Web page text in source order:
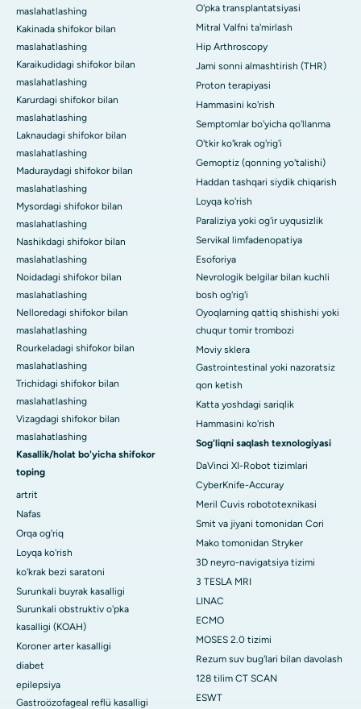
maslahatlashing
Kakinada shifokor bilan
maslahatlashing
Karaikudidagi shifokor bilan
maslahatlashing
Karurdagi shifokor bilan
maslahatlashing
Laknaudagi shifokor bilan
maslahatlashing
Maduraydagi shifokor bilan
maslahatlashing
Mysordagi shifokor bilan
maslahatlashing
Nashikdagi shifokor bilan
maslahatlashing
Noidadagi shifokor bilan
maslahatlashing
Nelloredagi shifokor bilan
maslahatlashing
Rourkeladagi shifokor bilan
maslahatlashing
Trichidagi shifokor bilan
maslahatlashing
Vizagdagi shifokor bilan
maslahatlashing
Kasallik/holat bo'yicha shifokor
toping
artrit
Nafas
Orqa og'riq
Loyqa ko'rish
ko'krak bezi saratoni
Surunkali buyrak kasalligi
Surunkali obstruktiv o'pka
kasalligi (KOAH)
Koroner arter kasalligi
diabet
epilepsiya
Gastroözofageal reflü kasalligi
O'pka transplantatsiyasi
Mitral Valfni ta'mirlash
Hip Arthroscopy
Jami sonni almashtirish (THR)
Proton terapiyasi
Hammasini ko'rish
Semptomlar bo'yicha qo'llanma
O'tkir ko'krak og'rig'i
Gemoptiz (qonning yo'talishi)
Haddan tashqari siydik chiqarish
Loyqa ko'rish
Paraliziya yoki og'ir uyqusizlik
Servikal limfadenopatiya
Esoforiya
Nevrologik belgilar bilan kuchli
bosh og'rig'i
Oyoqlarning qattiq shishishi yoki
chuqur tomir trombozi
Moviy sklera
Gastrointestinal yoki nazoratsiz
qon ketish
Katta yoshdagi sariqlik
Hammasini ko'rish
Sog'liqni saqlash texnologiyasi
DaVinci XI-Robot tizimlari
CyberKnife-Accuray
Meril Cuvis robototexnikasi
Smit va jiyani tomonidan Cori
Mako tomonidan Stryker
3D neyro-navigatsiya tizimi
3 TESLA MRI
LINAC
ECMO
MOSES 2.0 tizimi
Rezum suv bug'lari bilan davolash
128 tilim CT SCAN
ESWT